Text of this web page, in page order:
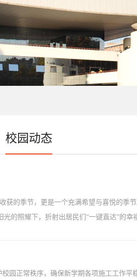
校园动态
获的季节，更是一个充满希望与喜悦的季
的照耀下，折射出居民们“一键直达”的幸
园正常秩序，确保新学期各项施工工作平